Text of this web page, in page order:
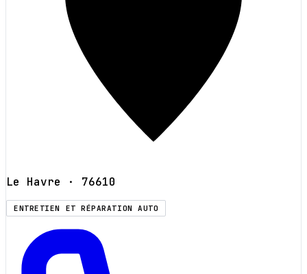
Le Havre · 76610
ENTRETIEN ET RÉPARATION AUTO